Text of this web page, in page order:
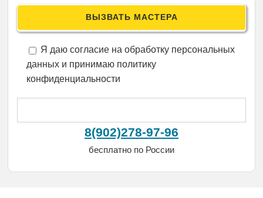
Я даю согласие на обработку персональных
данных и принимаю политику
конфиденциальности
8(902)278-97-96
бесплатно по России